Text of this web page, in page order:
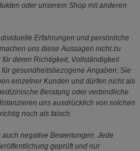
oder unserem Shop mit anderen
Erfahrungen und persönliche
uns diese Aussagen nicht zu
deren Richtigkeit, Vollständigkeit
gesundheitsbezogene Angaben: Sie
einzelner Kunden und dürfen nicht als
Beratung oder verbindliche
uns ausdrücklich von solchen
noch als falsch.
negative Bewertungen. Jede
geprüft und nur